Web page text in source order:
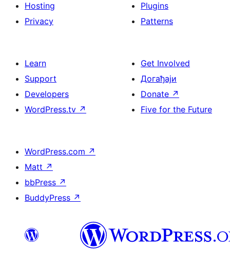
Hosting
Privacy
Plugins
Patterns
Learn
Support
Developers
WordPress.tv ↗
Get Involved
Догађаји
Donate ↗
Five for the Future
WordPress.com ↗
Matt ↗
bbPress ↗
BuddyPress ↗